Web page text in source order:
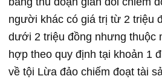
người khác có giá trị từ 2 triệu
dưới 2 triệu đồng nhưng thuộc
hợp theo quy định tại khoản 1
về tội Lừa đảo chiếm đoạt tài